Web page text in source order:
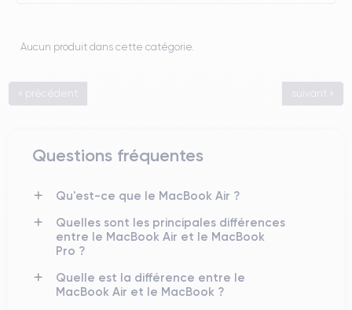
Aucun produit dans cette catégorie.
« précédent suivant »
Questions fréquentes
Qu'est-ce que le MacBook Air ?
Quelles sont les principales différences
entre le MacBook Air et le MacBook
Pro ?
Quelle est la différence entre le
MacBook Air et le MacBook ?